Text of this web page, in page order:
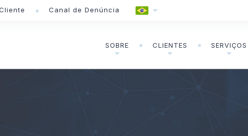
Canal de Denúncia
SOBRE CLIENTES SERVIÇOS